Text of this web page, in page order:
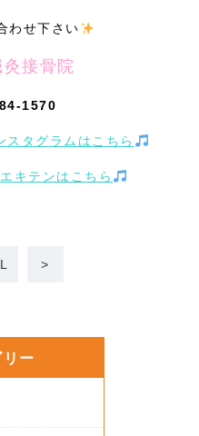
わせ下さい
接骨院
1570
タグラムはこちら
キテンはこちら
>
ー